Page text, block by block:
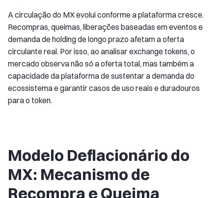
A circulação do MX evolui conforme a plataforma cresce.
Recompras, queimas, liberações baseadas em eventos e
demanda de holding de longo prazo afetam a oferta
circulante real. Por isso, ao analisar exchange tokens, o
mercado observa não só a oferta total, mas também a
capacidade da plataforma de sustentar a demanda do
ecossistema e garantir casos de uso reais e duradouros
para o token.
Modelo Deflacionário do
MX: Mecanismo de
Recompra e Queima